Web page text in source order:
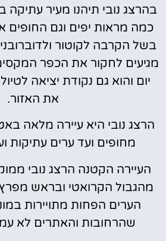
בהרצג נובי תיהנו מעיר עתיקה
כמה מראות יפים וגם החופים
בשל הקרבה לקוטור
מגיעים לחקור את הכפר
יום והוא גם נקודת יציאה
את האזור.
הרצג נובי היא עיירה מלאה
מחופים ועד ערים עתיקות
העיירה הקטנה הרצג נובי
מהגבול הקרואטי ובראש
הערים הפחות מתויירות
שהרחובות והאתרים לא